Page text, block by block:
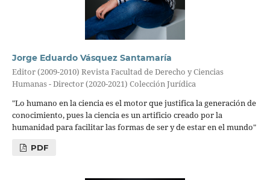
Jorge Eduardo Vásquez Santamaría
Editor (2009-2010) Revista Facultad de Derecho y Ciencias
Humanas - Director (2020-2021) Colección Jurídica
"Lo humano en la ciencia es el motor que justifica la generación de
conocimiento, pues la ciencia es un artificio creado por la
humanidad para facilitar las formas de ser y de estar en el mundo"
PDF